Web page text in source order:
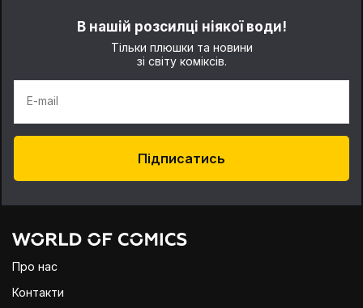
В нашій розсилці ніякої води!
Тільки плюшки та новини
зі світу коміксів.
E-mail
Підписатись
Про нас
Контакти